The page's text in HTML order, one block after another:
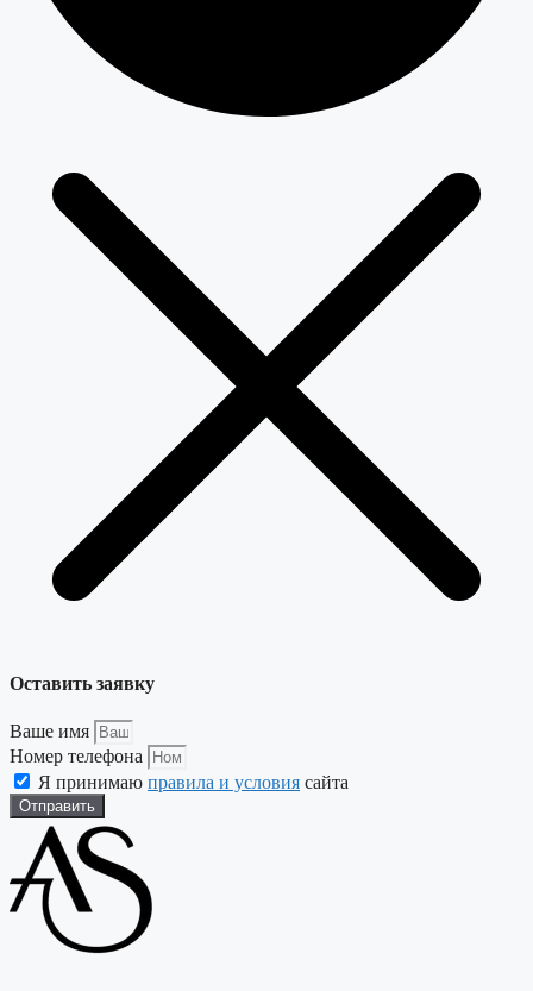
Оставить заявку
Ваше имя
Номер телефона
Я принимаю правила и условия сайта
Отправить